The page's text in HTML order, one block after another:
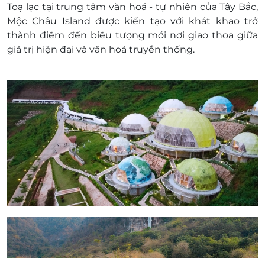
Toạ lạc tại trung tâm văn hoá - tự nhiên của Tây Bắc,
Mộc Châu Island được kiến tạo với khát khao trở
thành điểm đến biểu tượng mới nơi giao thoa giữa
giá trị hiện đại và văn hoá truyền thống.